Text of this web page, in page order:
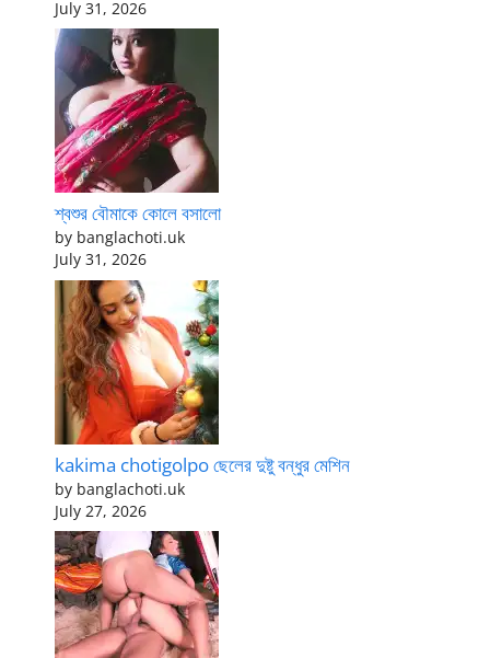
July 31, 2026
শ্বশুর বৌমাকে কোলে বসালো
by banglachoti.uk
July 31, 2026
kakima chotigolpo ছেলের দুষ্টু বন্ধুর মেশিন
by banglachoti.uk
July 27, 2026